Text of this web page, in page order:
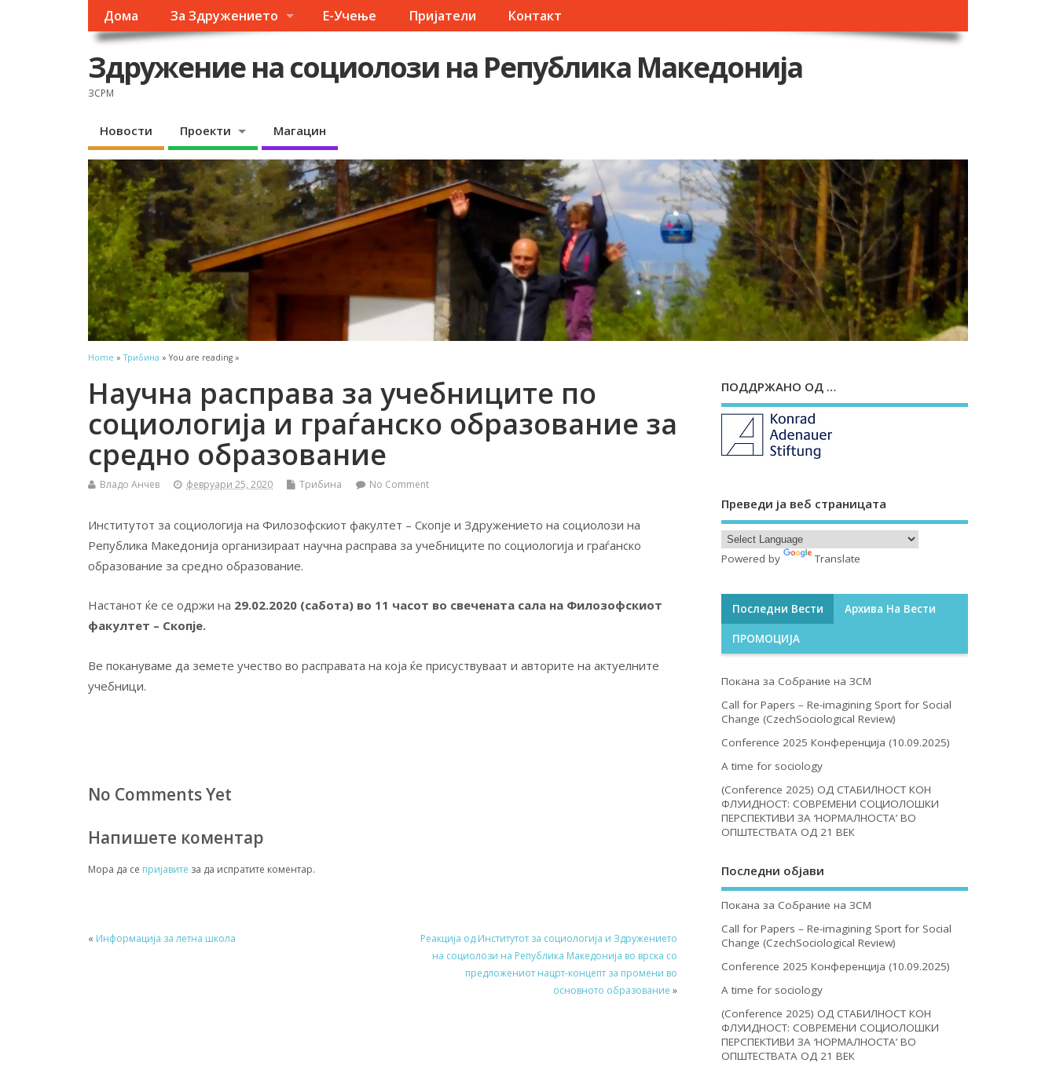
Дома За Здружението Е-Учење Пријатели Контакт
Здружение на социолози на Република Македонија
ЗСРМ
Новости Проекти Магацин
Home »Трибина » You are reading »
Научна расправа за учебниците по
социологија и граѓанско образование за
средно образование
Владо Анчев февруари 25, 2020 Трибина No Comment
Институтот за социологија на Филозофскиот факултет – Скопје и Здружението на социолози на
Република Македонија организираат научна расправа за учебниците по социологија и граѓанско
образование за средно образование.
Настанот ќе се одржи на 29.02.2020 (сабота) во 11 часот во свечената сала на Филозофскиот
факултет – Скопје.
Ве покануваме да земете учество во расправата на која ќе присуствуваат и авторите на актуелните
учебници.
No Comments Yet
Напишете коментар
Мора да се пријавите за да испратите коментар.
« Информација за летна школа
Реакција од Институтот за социологија и Здружението
на социолози на Република Македонија во врска со
предложениот нацрт-концепт за промени во
основното образование »
ПОДДРЖАНО ОД …
Преведи ја веб страницата
Powered by Translate
Последни Вести Архива На Вести
ПРОМОЦИЈА
Покана за Собрание на ЗСМ
Call for Papers – Re-imagining Sport for Social
Change (CzechSociological Review)
Conference 2025 Конференција (10.09.2025)
A time for sociology
(Conference 2025) ОД СТАБИЛНОСТ КОН
ФЛУИДНОСТ: СОВРЕМЕНИ СОЦИОЛОШКИ
ПЕРСПЕКТИВИ ЗА ‘НОРМАЛНОСТА’ ВО
ОПШТЕСТВАТА ОД 21 ВЕК
Последни објави
Покана за Собрание на ЗСМ
Call for Papers – Re-imagining Sport for Social
Change (CzechSociological Review)
Conference 2025 Конференција (10.09.2025)
A time for sociology
(Conference 2025) ОД СТАБИЛНОСТ КОН
ФЛУИДНОСТ: СОВРЕМЕНИ СОЦИОЛОШКИ
ПЕРСПЕКТИВИ ЗА ‘НОРМАЛНОСТА’ ВО
ОПШТЕСТВАТА ОД 21 ВЕК